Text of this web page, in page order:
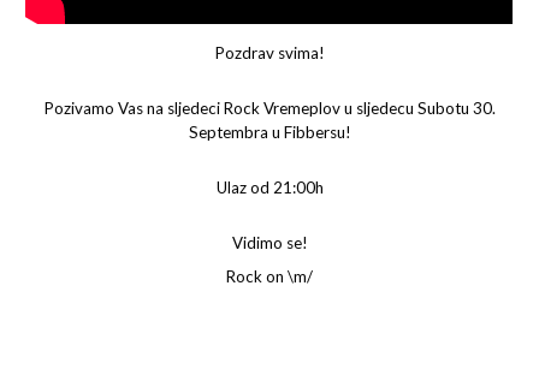
Pozdrav svima!
Pozivamo Vas na sljedeci Rock Vremeplov u sljedecu Subotu 30.
Septembra u Fibbersu!
Ulaz od 21:00h
Vidimo se!
Rock on \m/